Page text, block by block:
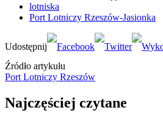
lotniska
Port Lotniczy Rzeszów-Jasionka
Źródło artykułu
Port Lotniczy Rzeszów
Najczęściej czytane